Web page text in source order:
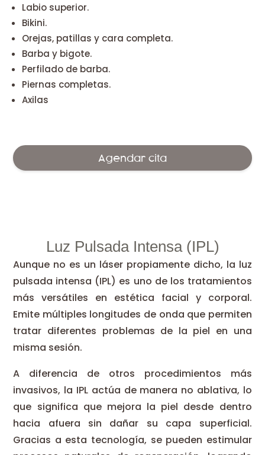
Labio superior.
Bikini.
Orejas, patillas y cara completa.
Barba y bigote.
Perfilado de barba.
Piernas completas.
Axilas
Agendar cita
Luz Pulsada Intensa (IPL)
Aunque no es un láser propiamente dicho, la luz
pulsada intensa (IPL) es uno de los tratamientos
más versátiles en estética facial y corporal.
Emite múltiples longitudes de onda que permiten
tratar diferentes problemas de la piel en una
misma sesión.
A diferencia de otros procedimientos más
invasivos, la IPL actúa de manera no ablativa, lo
que significa que mejora la piel desde dentro
hacia afuera sin dañar su capa superficial.
Gracias a esta tecnología, se pueden estimular